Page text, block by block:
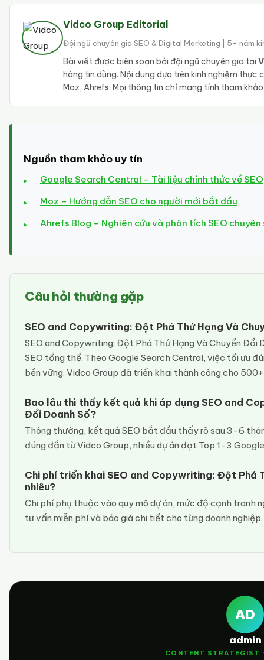
Vidco Group Editorial
Đội ngũ chuyên gia SEO & Digital Marketing | 5+ năm
Bài viết được biên soạn bởi đội ngũ chuyên gia tại
hàng tin dùng. Nội dung dựa trên kinh nghiệm
Moz, Ahrefs. Mọi thông tin chỉ mang tính tham
Nguồn tham khảo uy tín
Google Search Central – Tài liệu chính thức về SEO
Moz – Hướng dẫn SEO cho người mới bắt đầu
Ahrefs Blog – Nghiên cứu và phân tích SEO chuyên
Câu hỏi thường gặp
SEO and Copywriting: Đột Phá Thứ Hạng Và
SEO and Copywriting: Đột Phá Thứ Hạng Và Chuyển
SEO tổng thể. Theo Google Search Central, việc tối ưu
bền vững. Vidco Group đã triển khai thành công cho
Bao lâu thì thấy kết quả khi áp dụng SEO and
Đổi Doanh Số?
Thông thường, kết quả SEO bắt đầu thấy rõ sau 3-6
đúng đắn từ Vidco Group, nhiều dự án đạt Top 1-3
Chi phí triển khai SEO and Copywriting: Đột Phá
nhiêu?
Chi phí phụ thuộc vào quy mô dự án, mức độ cạnh tranh
tư vấn miễn phí và báo giá chi tiết cho từng doanh
AD
admin
CONTENT STRATEGIST